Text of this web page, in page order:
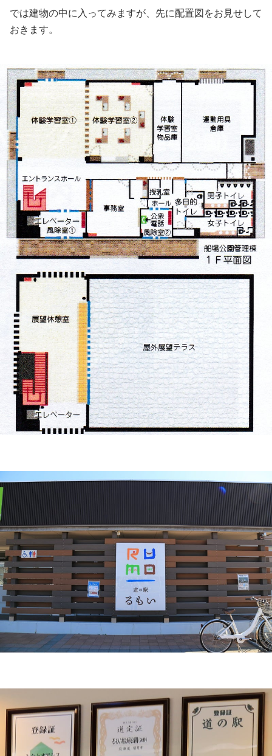
では建物の中に入ってみますが、先に配置図をお見せして
おきます。